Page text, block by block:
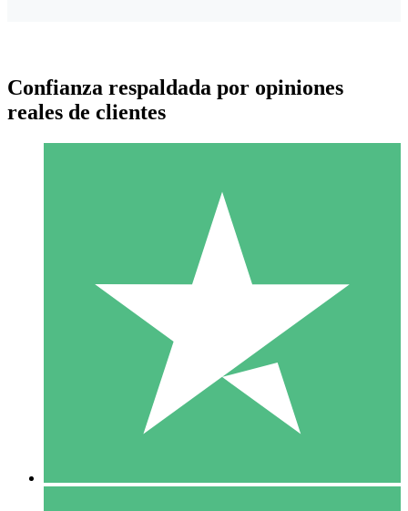
Paquetes de Créditos Individuales
Paga según el uso con créditos de descarga. Sin compromiso
10 00
Confianza respaldada por opiniones
reales de clientes